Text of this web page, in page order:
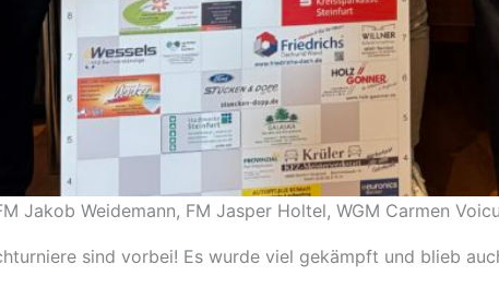
Jakob Weidemann, FM Jasper Holtel, WGM Carmen
sind vorbei! Es wurde viel gekämpft und blieb